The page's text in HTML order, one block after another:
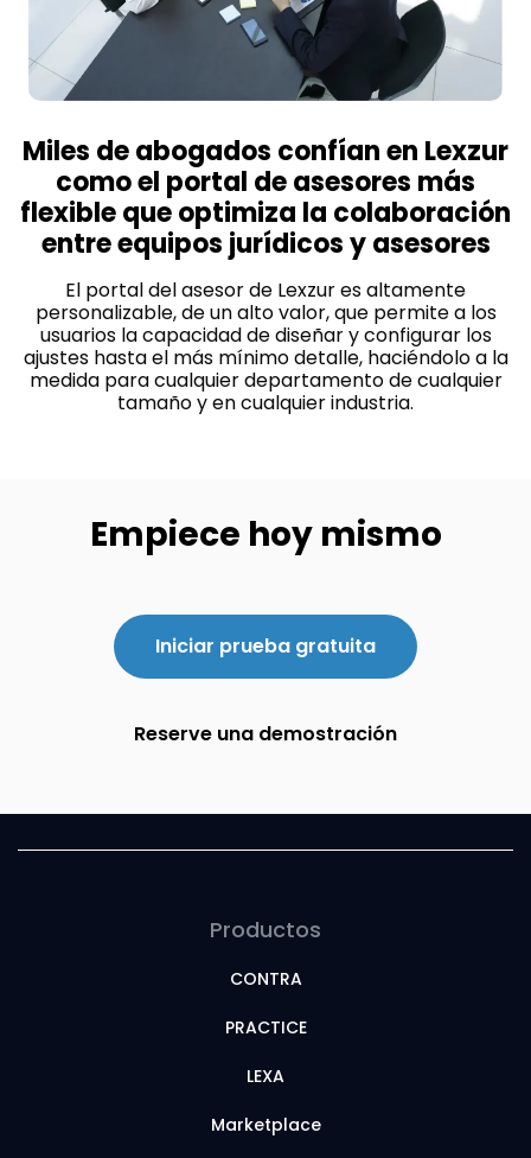
Miles de abogados confían en Lexzur
como el portal de asesores más
flexible que optimiza la colaboración
entre equipos jurídicos y asesores
El portal del asesor de Lexzur es altamente
personalizable, de un alto valor, que permite a los
usuarios la capacidad de diseñar y configurar los
ajustes hasta el más mínimo detalle, haciéndolo a la
medida para cualquier departamento de cualquier
tamaño y en cualquier industria.
Empiece hoy mismo
Iniciar prueba gratuita
Reserve una demostración
Productos
CONTRA
PRACTICE
LEXA
Marketplace